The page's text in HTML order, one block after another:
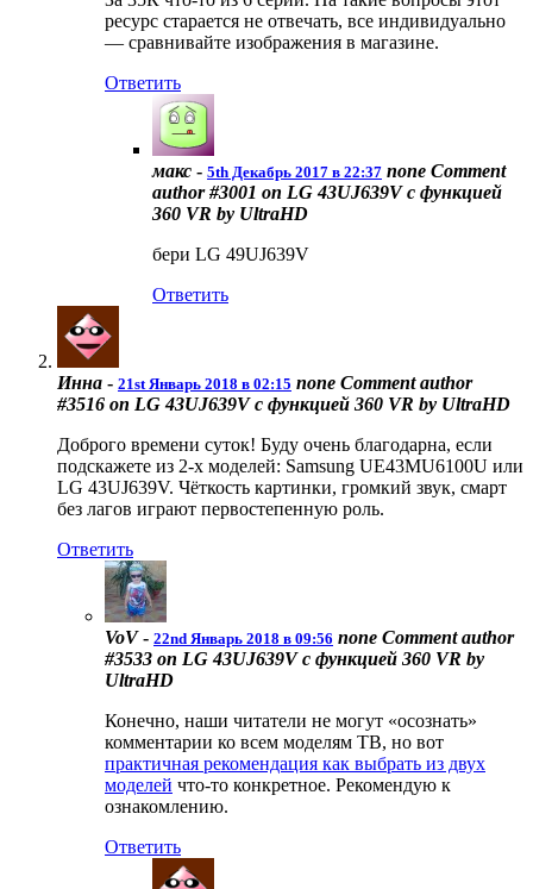
ресурс старается не отвечать, все индивидуально
— сравнивайте изображения в магазине.
Ответить
макс - 5th Декабрь 2017 в 22:37 none Comment
author #3001 on LG 43UJ639V с функцией
360 VR by UltraHD
бери LG 49UJ639V
Ответить
Инна - 21st Январь 2018 в 02:15 none Comment author
#3516 on LG 43UJ639V с функцией 360 VR by UltraHD
Доброго времени суток! Буду очень благодарна, если
подскажете из 2-х моделей: Samsung UE43MU6100U или
LG 43UJ639V. Чёткость картинки, громкий звук, смарт
без лагов играют первостепенную роль.
Ответить
VoV - 22nd Январь 2018 в 09:56 none Comment author
#3533 on LG 43UJ639V с функцией 360 VR by
UltraHD
Конечно, наши читатели не могут «осознать»
комментарии ко всем моделям ТВ, но вот
практичная рекомендация как выбрать из двух
моделей что-то конкретное. Рекомендую к
ознакомлению.
Ответить